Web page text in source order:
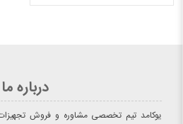
درباره ما
یوکامد تیم تخصصی مشاوره و فروش